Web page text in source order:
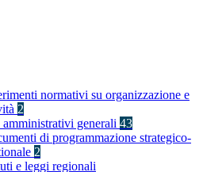
normativi su organizzazione e
2
generali 43
di programmazione strategico-
2
e leggi regionali